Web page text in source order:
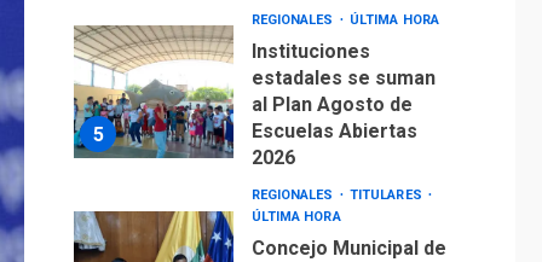
5
REGIONALES ÚLTIMA HORA
Instituciones
estadales se suman
al Plan Agosto de
Escuelas Abiertas
2026
REGIONALES
TITULARES
ÚLTIMA HORA
Concejo Municipal de